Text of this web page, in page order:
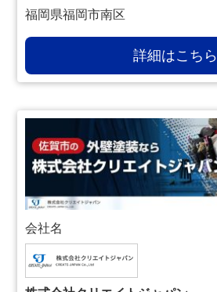
福岡県福岡市南区
詳細はこちら
会社名